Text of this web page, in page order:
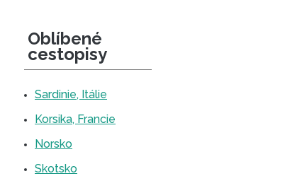
Oblíbené
cestopisy
Sardinie, Itálie
Korsika, Francie
Norsko
Skotsko